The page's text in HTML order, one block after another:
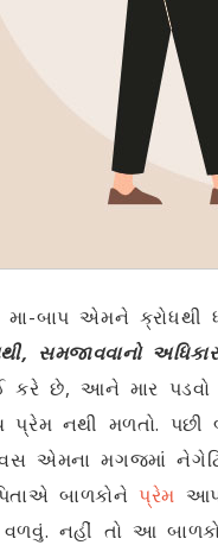
બાપ એમને ક્રોધથી
, સમજાવવાનો
કરે છે, આને માર
પ્રેમ નથી મળતો.
એમના મગજમાં
બાળકોનેપ્રેમ
વળવું. નહીં તો આ